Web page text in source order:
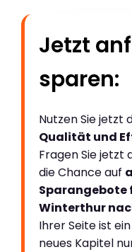
Jetzt
sparen:
Nutzen Sie jetzt
Qualität und
Fragen Sie jetzt
die Chance auf
Sparangebote
Winterthur
Ihrer Seite ist
neues Kapitel